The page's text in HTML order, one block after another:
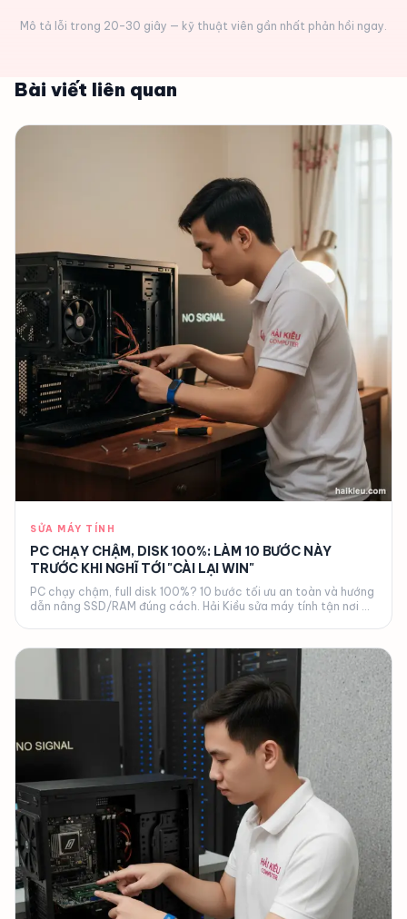
Mô tả lỗi trong 20–30 giây — kỹ thuật viên gần nhất phản hồi ngay.
Bài viết liên quan
SỬA MÁY TÍNH
PC CHẠY CHẬM, DISK 100%: LÀM 10 BƯỚC NÀY
TRƯỚC KHI NGHĨ TỚI "CÀI LẠI WIN"
PC chạy chậm, full disk 100%? 10 bước tối ưu an toàn và hướng
dẫn nâng SSD/RAM đúng cách. Hải Kiều sửa máy tính tận nơi Đà